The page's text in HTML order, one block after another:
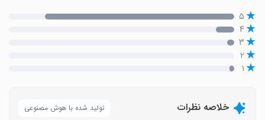
۵
۴
۳
۲
۱
خلاصه نظرات تولید شده با هوش مصنوعی